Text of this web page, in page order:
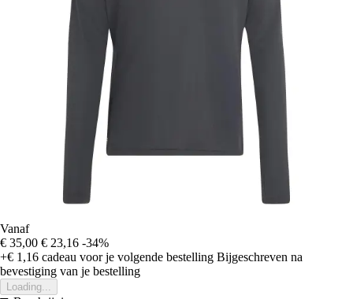
Vanaf
€ 35,00 € 23,16 -34%
+€ 1,16 cadeau voor je volgende bestelling Bijgeschreven na
bevestiging van je bestelling
Loading...